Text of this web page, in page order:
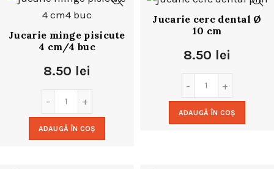
Jucarie minge pisicute
4 cm/4 buc
8.50 lei
ADAUGĂ ÎN COȘ
Jucarie cerc dental Ø
10 cm
8.50 lei
ADAUGĂ ÎN COȘ